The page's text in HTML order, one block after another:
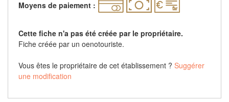
Moyens de paiement :
Cette fiche n'a pas été créée par le propriétaire.
Fiche créée par un oenotouriste.
Vous êtes le propriétaire de cet établissement ? Suggérer
une modification